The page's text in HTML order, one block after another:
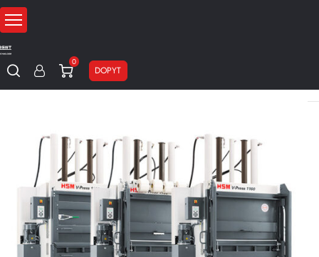
0
DOPYT